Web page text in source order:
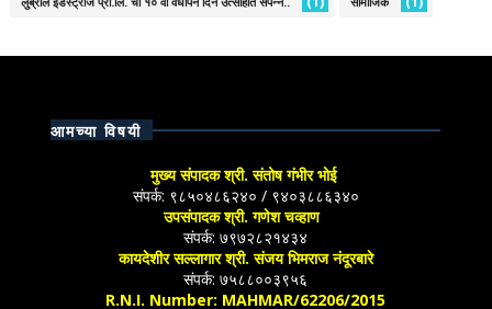
आमच्या विषयी
मुख्य संपादक श्री. संतोष गंभीर भोई
संपर्क: ९८५०४८६२४० / ९४०३८८६३४०
उपसंपादक श्री. गणेश चव्हाण
संपर्क: ७९७२८२१४३४
कायदेशीर सल्लागार श्री. संजय भिमराज नंदूरबारे
संपर्क: ७५८८००३९५६
R.N.I. Number: MAHMAR/62206/2015